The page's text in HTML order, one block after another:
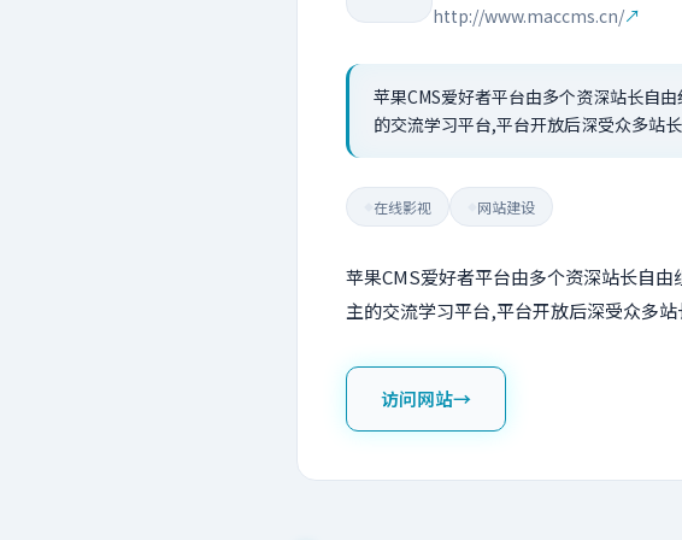
http://www.maccms.cn/↗
苹果CMS爱好者平台由多个资深站长自
的交流学习平台,平台开放后深受众多站长
在线影视 网站建设
苹果CMS爱好者平台由多个资深站长自
主的交流学习平台,平台开放后深受众多站
访问网站→